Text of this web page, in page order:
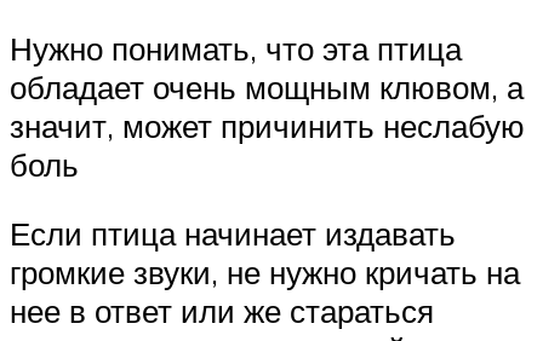
Нужно понимать, что эта птица
обладает очень мощным клювом, а
значит, может причинить неслабую
боль
Если птица начинает издавать
громкие звуки, не нужно кричать на
нее в ответ или же стараться